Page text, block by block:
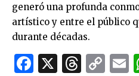
generó una profunda
artístico y entre el público
durante décadas.
Facebook
X